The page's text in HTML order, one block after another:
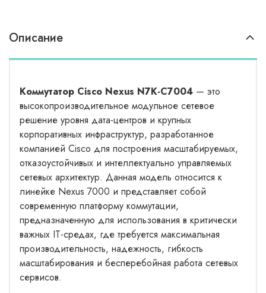
Описание
Коммутатор Cisco Nexus N7K-C7004 — это
высокопроизводительное модульное сетевое
решение уровня дата-центров и крупных
корпоративных инфраструктур, разработанное
компанией Cisco для построения масштабируемых,
отказоустойчивых и интеллектуально управляемых
сетевых архитектур. Данная модель относится к
линейке Nexus 7000 и представляет собой
современную платформу коммутации,
предназначенную для использования в критически
важных IT-средах, где требуется максимальная
производительность, надежность, гибкость
масштабирования и бесперебойная работа сетевых
сервисов.